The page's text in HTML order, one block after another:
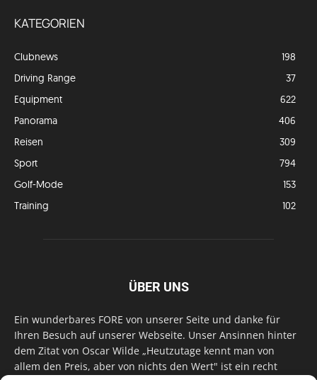
KATEGORIEN
Clubnews
198
Driving Range
37
Equipment
622
Panorama
406
Reisen
309
Sport
794
Golf-Mode
153
Training
102
ÜBER UNS
Ein wunderbares FORE von unserer Seite und danke für
Ihren Besuch auf unserer Webseite. Unser Ansinnen hinter
dem Zitat von Oscar Wilde „Heutzutage kennt man von
allem den Preis, aber von nichts den Wert" ist ein recht